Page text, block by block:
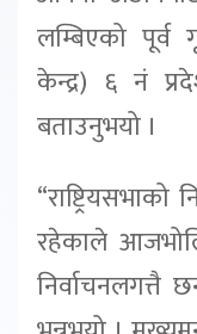
लम्बिएको पूर्व
केन्द्र) ६ नं
बताउनुभयो ।
रहेकाले
निर्वाचनलगत्तै